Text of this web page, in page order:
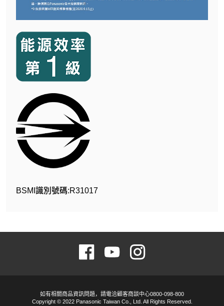
BSMI識別號碼:R31017
如有相關商品資訊問題，請電洽顧客商談中心0800-098-800
Copyright © 2022 Panasonic Taiwan Co., Ltd. All Rights Reserved.